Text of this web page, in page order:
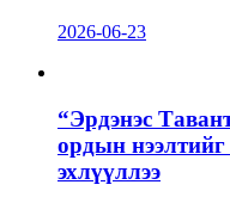
2026-06-23
“Эрдэнэс
ордын
эхлүүллээ